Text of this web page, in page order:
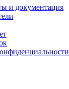
и документация